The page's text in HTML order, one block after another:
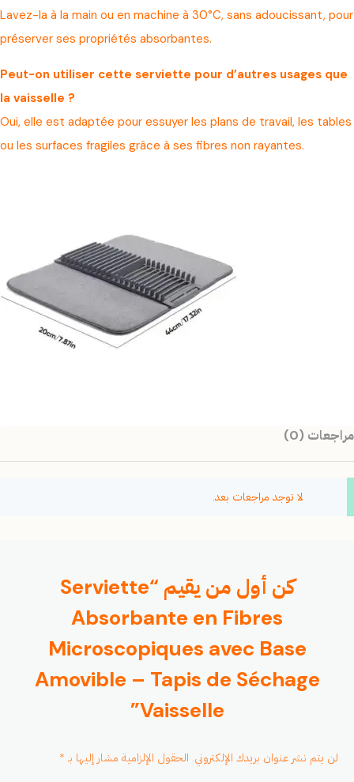
Lavez-la à la main ou en machine à 30°C, sans adoucissant, pour
préserver ses propriétés absorbantes.
Peut-on utiliser cette serviette pour d’autres usages que
la vaisselle ?
Oui, elle est adaptée pour essuyer les plans de travail, les tables
ou les surfaces fragiles grâce à ses fibres non rayantes.
مراجعات (0)
لا توجد مراجعات بعد.
كن أول من يقيم “Serviette
Absorbante en Fibres
Microscopiques avec Base
Amovible – Tapis de Séchage
Vaisselle”
لن يتم نشر عنوان بريدك الإلكتروني. الحقول الإلزامية مشار إليها بـ *